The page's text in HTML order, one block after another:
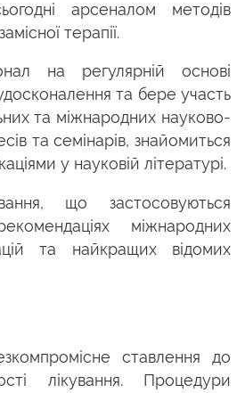
арсеналом методів
терапії.
на регулярній основі
та бере участь
та міжнародних науково-
та семінарів, знайомиться
у науковій літературі.
що застосовуються
міжнародних
та найкращих відомих
ставлення до
лікування. Процедури